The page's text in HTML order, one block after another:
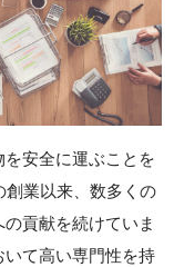
安全に運ぶことを
創業以来、数多くの
貢献を続けていま
て高い専門性を持